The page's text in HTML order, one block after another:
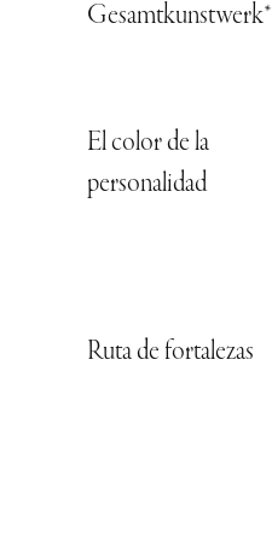
Gesamtkunstwerk*
El color de la
personalidad
Ruta de fortalezas